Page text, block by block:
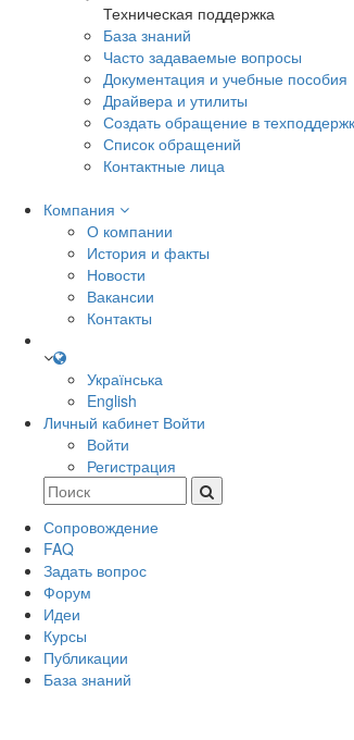
Техническая поддержка
База знаний
Часто задаваемые вопросы
Документация и учебные пособия
Драйвера и утилиты
Создать обращение в
Список обращений
Контактные лица
Компания
О компании
История и факты
Новости
Вакансии
Контакты
Українська
English
Личный кабинет Войти
Войти
Регистрация
Сопровождение
FAQ
Задать вопрос
Форум
Идеи
Курсы
Публикации
База знаний